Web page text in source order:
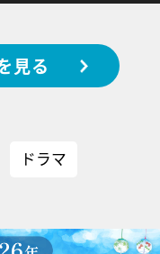
見る
ドラマ